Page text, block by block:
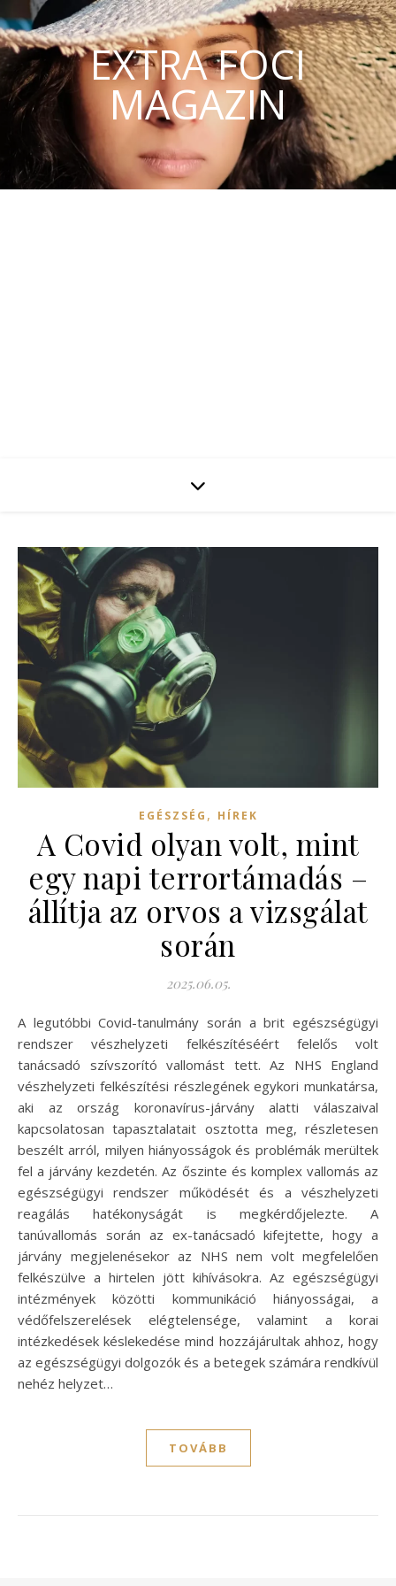
EXTRA FOCI
MAGAZIN
EGÉSZSÉG , HÍREK
A Covid olyan volt, mint
egy napi terrortámadás –
állítja az orvos a vizsgálat
során
2025.06.05.
A legutóbbi Covid-tanulmány során a brit egészségügyi
rendszer vészhelyzeti felkészítéséért felelős volt
tanácsadó szívszorító vallomást tett. Az NHS England
vészhelyzeti felkészítési részlegének egykori munkatársa,
aki az ország koronavírus-járvány alatti válaszaival
kapcsolatosan tapasztalatait osztotta meg, részletesen
beszélt arról, milyen hiányosságok és problémák merültek
fel a járvány kezdetén. Az őszinte és komplex vallomás az
egészségügyi rendszer működését és a vészhelyzeti
reagálás hatékonyságát is megkérdőjelezte. A
tanúvallomás során az ex-tanácsadó kifejtette, hogy a
járvány megjelenésekor az NHS nem volt megfelelően
felkészülve a hirtelen jött kihívásokra. Az egészségügyi
intézmények közötti kommunikáció hiányosságai, a
védőfelszerelések elégtelensége, valamint a korai
intézkedések késlekedése mind hozzájárultak ahhoz, hogy
az egészségügyi dolgozók és a betegek számára rendkívül
nehéz helyzet…
TOVÁBB